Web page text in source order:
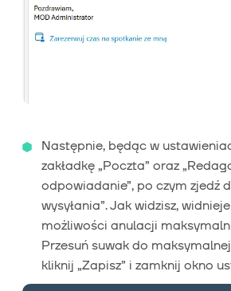
Następnie, będąc w
zakładkę „Poczta” oraz
odpowiadanie”, po czym zjedź
wysyłania”. Jak widzisz,
możliwości anulacji
Przesuń suwak do
kliknij „Zapisz” i zamknij okno